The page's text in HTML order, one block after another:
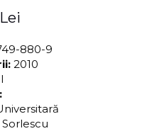
880-9
2010
I